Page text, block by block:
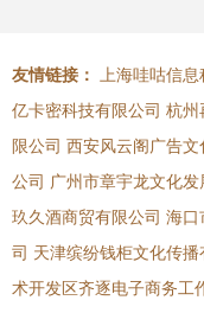
友情链接： 上海哇咕信
亿卡密科技有限公司 杭州
限公司 西安风云阁广告文
公司 广州市章宇龙文化发
玖久酒商贸有限公司 海口
司 天津缤纷钱柜文化传播
术开发区齐逐电子商务工